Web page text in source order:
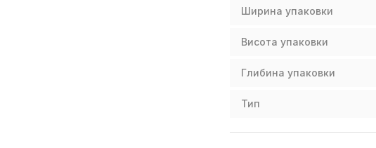
Ширина упаковки
Висота упаковки
Глибина упаковки
Тип